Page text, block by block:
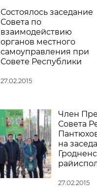
Состоялось заседание
Совета по
взаимодействию
органов местного
самоуправления при
Совете Республики
27.02.2015
Член
Совета
на
27.02.2015